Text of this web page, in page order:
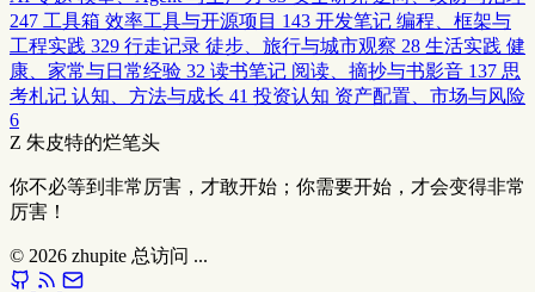
247 工具箱 效率工具与开源项目 143 开发笔记 编程、框架与
工程实践 329 行走记录 徒步、旅行与城市观察 28 生活实践 健
康、家常与日常经验 32 读书笔记 阅读、摘抄与书影音 137 思
考札记 认知、方法与成长 41 投资认知 资产配置、市场与风险
6
Z 朱皮特的烂笔头
你不必等到非常厉害，才敢开始；你需要开始，才会变得非常
厉害！
© 2026 zhupite 总访问 ...